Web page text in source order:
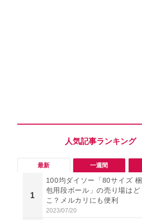
最新 一週間
1
100均ダイソー「80サイズ 梱
包用段ボール」の売り場はど
こ？メルカリにも便利
2023/07/20